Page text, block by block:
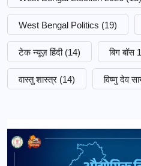
West Bengal Politics (19)
टेक न्यूज़ हिंदी (14) बिग बॉस
वास्तु शास्त्र (14) विष्णु देव